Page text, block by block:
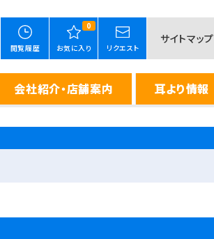
閲覧履歴
0
お気に入り リクエスト
サイトマップ
会社紹介・店舗案内 耳より情報